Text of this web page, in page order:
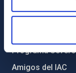
Proyectos
Programa
Amigos del IAC